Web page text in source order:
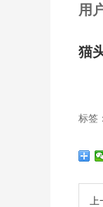
用
猫
标签：